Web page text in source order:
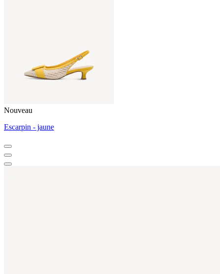
Nouveau
Escarpin - jaune